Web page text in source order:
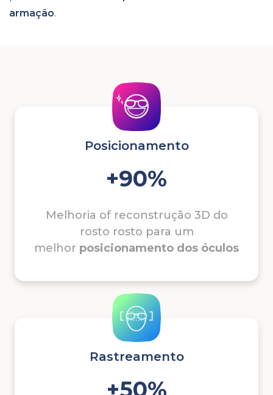
armação.
Posicionamento
+90%
Melhoria of reconstrução 3D do
rosto rosto para um
melhor posicionamento dos óculos
Rastreamento
+50%